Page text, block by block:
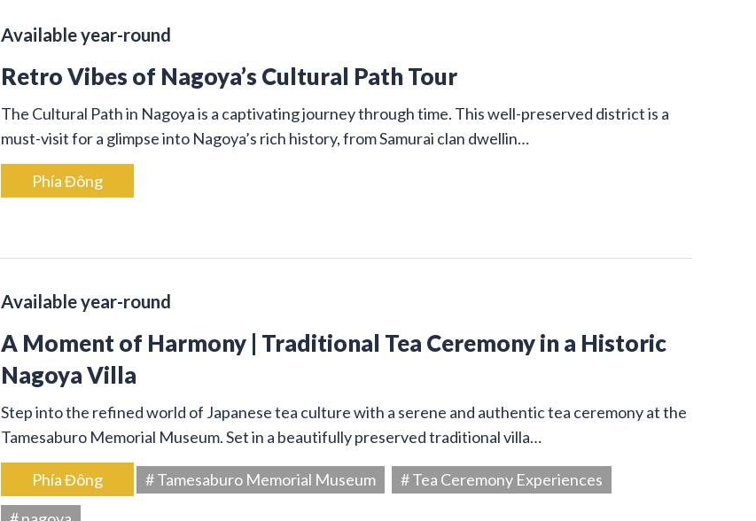
Available year-round
Retro Vibes of Nagoya’s Cultural Path Tour
The Cultural Path in Nagoya is a captivating journey through time. This well-preserved district is a
must-visit for a glimpse into Nagoya’s rich history, from Samurai clan dwellin…
Phía Đông
Available year-round
A Moment of Harmony | Traditional Tea Ceremony in a Historic
Nagoya Villa
Step into the refined world of Japanese tea culture with a serene and authentic tea ceremony at the
Tamesaburo Memorial Museum. Set in a beautifully preserved traditional villa…
Phía Đông # Tamesaburo Memorial Museum
# Tea Ceremony Experiences